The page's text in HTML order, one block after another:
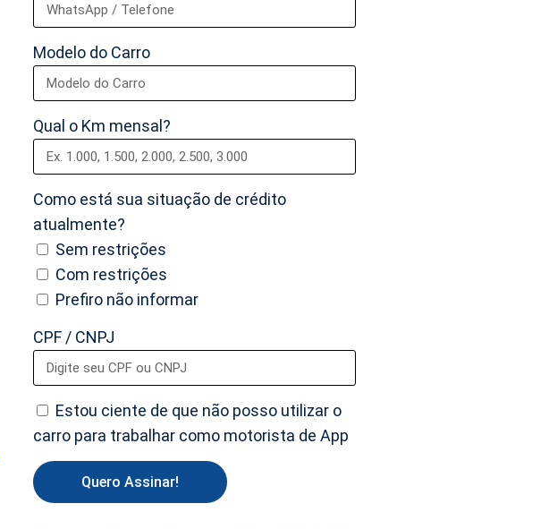
Modelo do Carro
Qual o Km mensal?
Como está sua situação de crédito
atualmente?
Sem restrições
Com restrições
Prefiro não informar
CPF / CNPJ
Estou ciente de que não posso utilizar o
carro para trabalhar como motorista de App
Quero Assinar!